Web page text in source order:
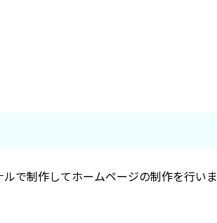
で制作してホームページの制作を行いま